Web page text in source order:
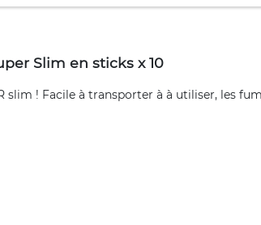
Slim en sticks x 10
! Facile à transporter à à utiliser, les